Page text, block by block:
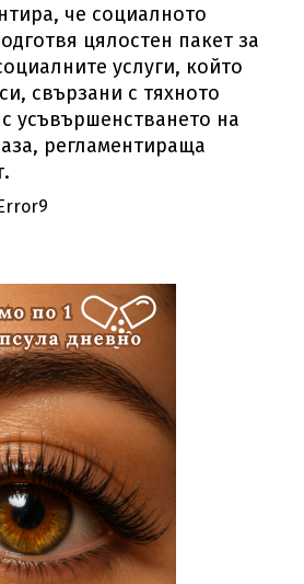
че социалното
цялостен пакет за
услуги, който
свързани с тяхното
усъвършенстването на
регламентираща